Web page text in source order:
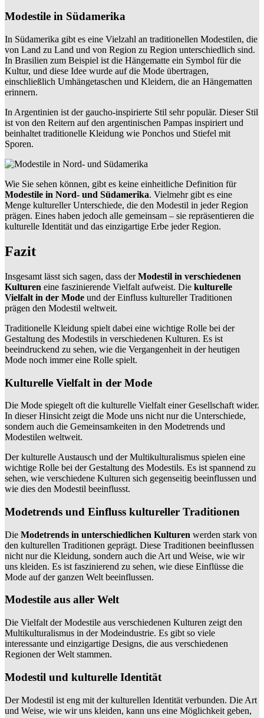
Modestile in Südamerika
In Südamerika gibt es eine Vielzahl an traditionellen Modestilen, die
von Land zu Land und von Region zu Region unterschiedlich sind.
In Brasilien zum Beispiel ist die Hängematte ein Symbol für die
Kultur, und diese Idee wurde auf die Mode übertragen,
einschließlich Umhängetaschen und Kleidern, die an Hängematten
erinnern.
In Argentinien ist der gaucho-inspirierte Stil sehr populär. Dieser Stil
ist von den Reitern auf den argentinischen Pampas inspiriert und
beinhaltet traditionelle Kleidung wie Ponchos und Stiefel mit
Sporen.
Wie Sie sehen können, gibt es keine einheitliche Definition für
Modestile in Nord- und Südamerika. Vielmehr gibt es eine
Menge kultureller Unterschiede, die den Modestil in jeder Region
prägen. Eines haben jedoch alle gemeinsam – sie repräsentieren die
kulturelle Identität und das einzigartige Erbe jeder Region.
Fazit
Insgesamt lässt sich sagen, dass derModestil in verschiedenen
Kulturen eine faszinierende Vielfalt aufweist. Die kulturelle
Vielfalt in der Mode und der Einfluss kultureller Traditionen
prägen den Modestil weltweit.
Traditionelle Kleidung spielt dabei eine wichtige Rolle bei der
Gestaltung des Modestils in verschiedenen Kulturen. Es ist
beeindruckend zu sehen, wie die Vergangenheit in der heutigen
Mode noch immer eine Rolle spielt.
Kulturelle Vielfalt in der Mode
Die Mode spiegelt oft die kulturelle Vielfalt einer Gesellschaft wider.
In dieser Hinsicht zeigt die Mode uns nicht nur die Unterschiede,
sondern auch die Gemeinsamkeiten in den Modetrends und
Modestilen weltweit.
Der kulturelle Austausch und der Multikulturalismus spielen eine
wichtige Rolle bei der Gestaltung des Modestils. Es ist spannend zu
sehen, wie verschiedene Kulturen sich gegenseitig beeinflussen und
wie dies den Modestil beeinflusst.
Modetrends und Einfluss kultureller Traditionen
Die Modetrends in unterschiedlichen Kulturen werden stark von
den kulturellen Traditionen geprägt. Diese Traditionen beeinflussen
nicht nur die Kleidung, sondern auch die Art und Weise, wie wir
uns kleiden. Es ist faszinierend zu sehen, wie diese Einflüsse die
Mode auf der ganzen Welt beeinflussen.
Modestile aus aller Welt
Die Vielfalt der Modestile aus verschiedenen Kulturen zeigt den
Multikulturalismus in der Modeindustrie. Es gibt so viele
interessante und einzigartige Designs, die aus verschiedenen
Regionen der Welt stammen.
Modestil und kulturelle Identität
Der Modestil ist eng mit der kulturellen Identität verbunden. Die Art
und Weise, wie wir uns kleiden, kann uns eine Möglichkeit geben,